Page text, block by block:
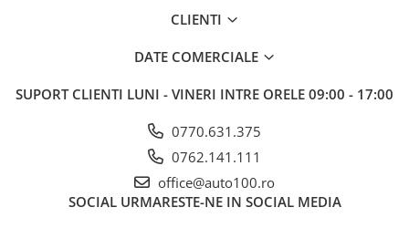
CLIENTI
DATE COMERCIALE
SUPORT CLIENTI LUNI - VINERI INTRE ORELE 09:00 - 17:00
0770.631.375
0762.141.111
office@auto100.ro
SOCIAL URMARESTE-NE IN SOCIAL MEDIA